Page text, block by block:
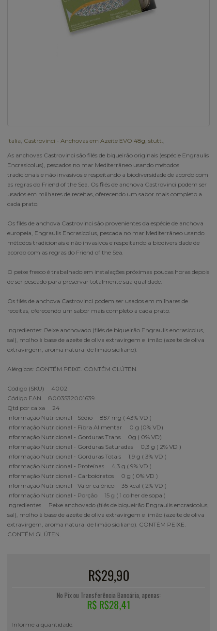
italia Castrovinci - Anchovas em Azeite EVO 48g stutt.
As anchovas Castrovinci são filés de biqueirão originais (espécie Engraulis
Encrasicolus), pescados no mar Mediterrâneo usando métodos
tradicionais e não invasivos e respeitando a biodiversidade de acordo com
as regras do Friend of the Sea. Os filés de anchova Castrovinci podem ser
usados em milhares de receitas, oferecendo um sabor mais completo a
cada prato.
Os filés de anchova Castrovinci são provenientes da espécie de anchova
europeia, Engraulis Encrasicolus, pescada no mar Mediterrâneo usando
métodos tradicionais e não invasivos e respeitando a biodiversidade de
acordo com as regras do Friend of the Sea.
O peixe fresco é trabalhado em instalações próximas poucas horas depois
de ser pescado para preservar totalmente sua qualidade.
Os filés de anchova Castrovinci podem ser usados em milhares de
receitas, oferecendo um sabor mais completo a cada prato.
Ingredientes: Peixe anchovado (filés de biqueirão Engraulis encrasicolus,
sal), molho à base de azeite de oliva extravirgem e limão (azeite de oliva
extravirgem, aroma natural de limão siciliano).
Alérgicos: CONTÉM PEIXE. CONTÉM GLÚTEN.
Código (SKU) 4002
Código EAN 8003532001639
Qtd por caixa 24
Informação Nutricional - Sódio 857 mg ( 43% VD )
Informação Nutricional - Fibra Alimentar 0 g (0% VD)
Informação Nutricional - Gorduras Trans 0g ( 0% VD)
Informação Nutricional - Gorduras Saturadas 0,3 g ( 2% VD )
Informação Nutricional - Gorduras Totais 1,9 g ( 3% VD )
Informação Nutricional - Proteínas 4,3 g ( 9% VD )
Informação Nutricional - Carboidratos 0 g ( 0% VD )
Informação Nutricional - Valor calórico 35 kcal ( 2% VD )
Informação Nutricional - Porção 15 g ( 1 colher de sopa )
Ingredientes Peixe anchovado (filés de biqueirão Engraulis encrasicolus,
sal), molho à base de azeite de oliva extravirgem e limão (azeite de oliva
extravirgem, aroma natural de limão siciliano). CONTÉM PEIXE.
CONTÉM GLÚTEN.
R$29,90
No Pix ou Transferência Bancária, apenas:
R$ R$28,41
Informe a quantidade: